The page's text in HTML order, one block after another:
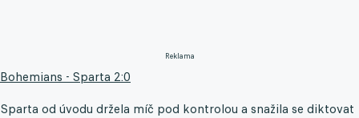
Reklama
Bohemians - Sparta 2:0
Sparta od úvodu držela míč pod kontrolou a snažila se diktovat